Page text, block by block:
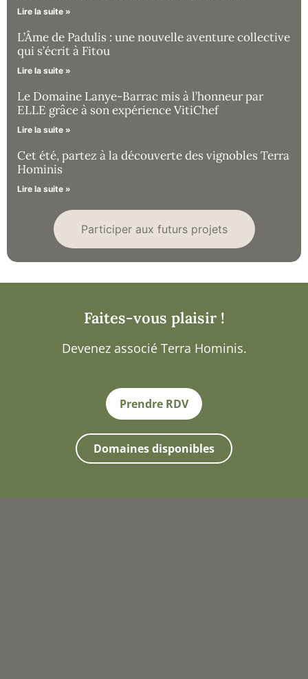
Lire la suite »
L’Âme de Padulis : une nouvelle aventure collective
qui s’écrit à Fitou
Lire la suite »
Le Domaine Lanye-Barrac mis à l’honneur par
ELLE grâce à son expérience VitiChef
Lire la suite »
Cet été, partez à la découverte des vignobles Terra
Hominis
Lire la suite »
Participer aux futurs projets
Faites-vous plaisir !
Devenez associé Terra Hominis.
Prendre RDV
Domaines disponibles